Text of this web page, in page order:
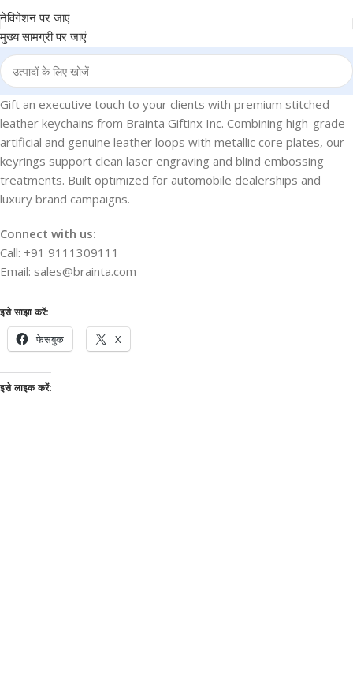
नेविगेशन पर जाएं
मुख्य सामग्री पर जाएं
Gift an executive touch to your clients with premium stitched
leather keychains from Brainta Giftinx Inc. Combining high-grade
artificial and genuine leather loops with metallic core plates, our
keyrings support clean laser engraving and blind embossing
treatments. Built optimized for automobile dealerships and
luxury brand campaigns.
Connect with us:
Call: +91 9111309111
Email: sales@brainta.com
इसे साझा करें:
फेसबुक X
इसे लाइक करें: